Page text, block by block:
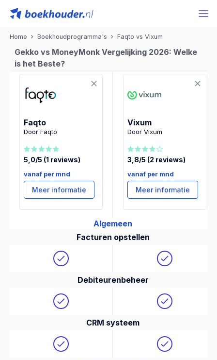
Home Boekhoudprogramma's Faqto vs Vixum
Gekko vs MoneyMonk Vergelijking 2026: Welke
is het Beste?
Faqto
Door Faqto
5,0/5 (1 reviews)
vanaf per mnd
Meer informatie
Vixum
Door Vixum
3,8/5 (2 reviews)
vanaf per mnd
Meer informatie
Algemeen
Facturen opstellen
Debiteurenbeheer
CRM systeem